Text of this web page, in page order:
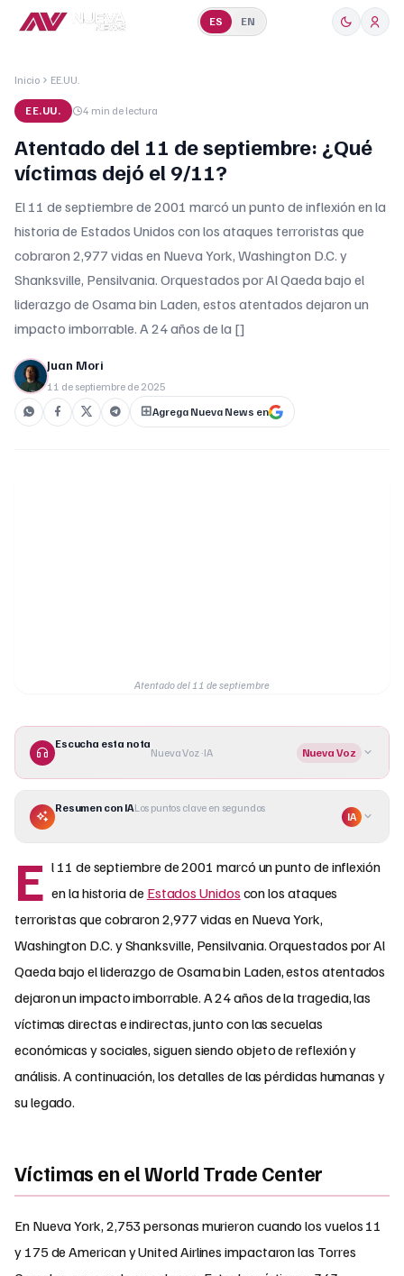
ES EN
Inicio EE.UU.
EE.UU. 4 min de lectura
Atentado del 11 de septiembre: ¿Qué
víctimas dejó el 9/11?
El 11 de septiembre de 2001 marcó un punto de inflexión en la
historia de Estados Unidos con los ataques terroristas que
cobraron 2,977 vidas en Nueva York, Washington D.C. y
Shanksville, Pensilvania. Orquestados por Al Qaeda bajo el
liderazgo de Osama bin Laden, estos atentados dejaron un
impacto imborrable. A 24 años de la []
Juan Mori
11 de septiembre de 2025
Agrega Nueva News en
Atentado del 11 de septiembre
Escucha esta nota
Nueva Voz · IA Nueva Voz
Resumen con IALos puntos clave en segundos
IA
E l 11 de septiembre de 2001 marcó un punto de inflexión
en la historia de Estados Unidos con los ataques
terroristas que cobraron 2,977 vidas en Nueva York,
Washington D.C. y Shanksville, Pensilvania. Orquestados por Al
Qaeda bajo el liderazgo de Osama bin Laden, estos atentados
dejaron un impacto imborrable. A 24 años de la tragedia, las
víctimas directas e indirectas, junto con las secuelas
económicas y sociales, siguen siendo objeto de reflexión y
análisis. A continuación, los detalles de las pérdidas humanas y
su legado.
Víctimas en el World Trade Center
En Nueva York, 2,753 personas murieron cuando los vuelos 11
y 175 de American y United Airlines impactaron las Torres